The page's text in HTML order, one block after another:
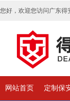
您好，欢迎您访问广东得
网站首页 定制保